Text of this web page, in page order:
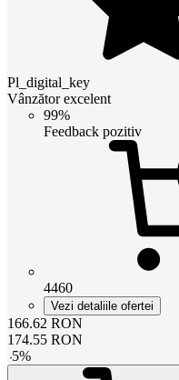
Pl_digital_key
Vânzător excelent
99%
Feedback pozitiv
4460
Vezi detaliile ofertei
166.62 RON
174.55 RON
-5%